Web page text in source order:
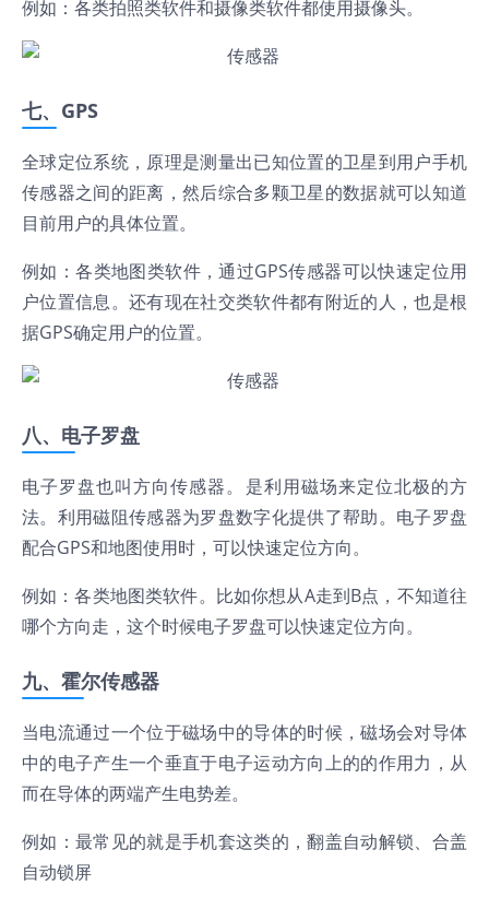
例如：各类拍照类软件和摄像类软件都使用摄像头。
七、GPS
全球定位系统，原理是测量出已知位置的卫星到用户手机
传感器之间的距离，然后综合多颗卫星的数据就可以知道
目前用户的具体位置。
例如：各类地图类软件，通过GPS传感器可以快速定位用
户位置信息。还有现在社交类软件都有附近的人，也是根
据GPS确定用户的位置。
八、电子罗盘
电子罗盘也叫方向传感器。是利用磁场来定位北极的方
法。利用磁阻传感器为罗盘数字化提供了帮助。电子罗盘
配合GPS和地图使用时，可以快速定位方向。
例如：各类地图类软件。比如你想从A走到B点，不知道往
哪个方向走，这个时候电子罗盘可以快速定位方向。
九、霍尔传感器
当电流通过一个位于磁场中的导体的时候，磁场会对导体
中的电子产生一个垂直于电子运动方向上的的作用力，从
而在导体的两端产生电势差。
例如：最常见的就是手机套这类的，翻盖自动解锁、合盖
自动锁屏